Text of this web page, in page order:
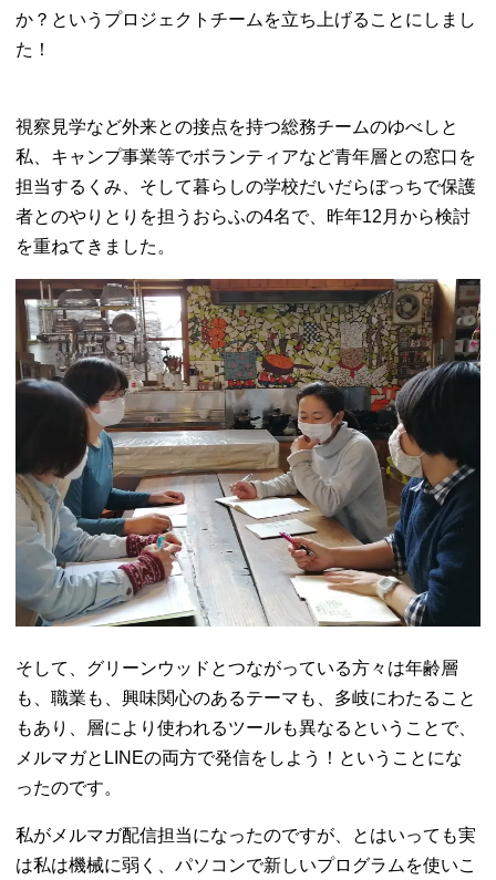
か？というプロジェクトチームを立ち上げることにしまし
た！
視察見学など外来との接点を持つ総務チームのゆべしと
私、キャンプ事業等でボランティアなど青年層との窓口を
担当するくみ、そして暮らしの学校だいだらぼっちで保護
者とのやりとりを担うおらふの4名で、昨年12月から検討
を重ねてきました。
そして、グリーンウッドとつながっている方々は年齢層
も、職業も、興味関心のあるテーマも、多岐にわたること
もあり、層により使われるツールも異なるということで、
メルマガとLINEの両方で発信をしよう！ということにな
ったのです。
私がメルマガ配信担当になったのですが、とはいっても実
は私は機械に弱く、パソコンで新しいプログラムを使いこ